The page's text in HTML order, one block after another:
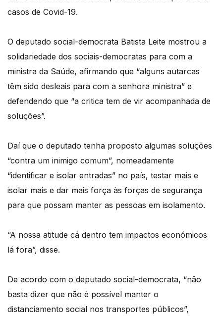
casos de Covid-19.
O deputado social-democrata Batista Leite mostrou a
solidariedade dos sociais-democratas para com a
ministra da Saúde, afirmando que “alguns autarcas
têm sido desleais para com a senhora ministra” e
defendendo que “a critica tem de vir acompanhada de
soluções”.
Daí que o deputado tenha proposto algumas soluções
“contra um inimigo comum”, nomeadamente
“identificar e isolar entradas” no país, testar mais e
isolar mais e dar mais força às forças de segurança
para que possam manter as pessoas em isolamento.
“A nossa atitude cá dentro tem impactos económicos
lá fora”, disse.
De acordo com o deputado social-democrata, “não
basta dizer que não é possível manter o
distanciamento social nos transportes públicos”,